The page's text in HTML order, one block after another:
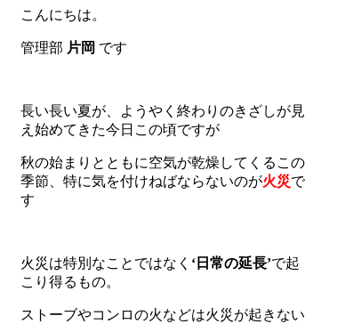
こんにちは。
管理部 片岡 です
長い長い夏が、ようやく終わりのきざしが見
え始めてきた今日この頃ですが
秋の始まりとともに空気が乾燥してくるこの
季節、特に気を付けねばならないのが火災で
す
火災は特別なことではなく ‘日常の延長’で起
こり得るもの。
ストーブやコンロの火などは火災が起きない